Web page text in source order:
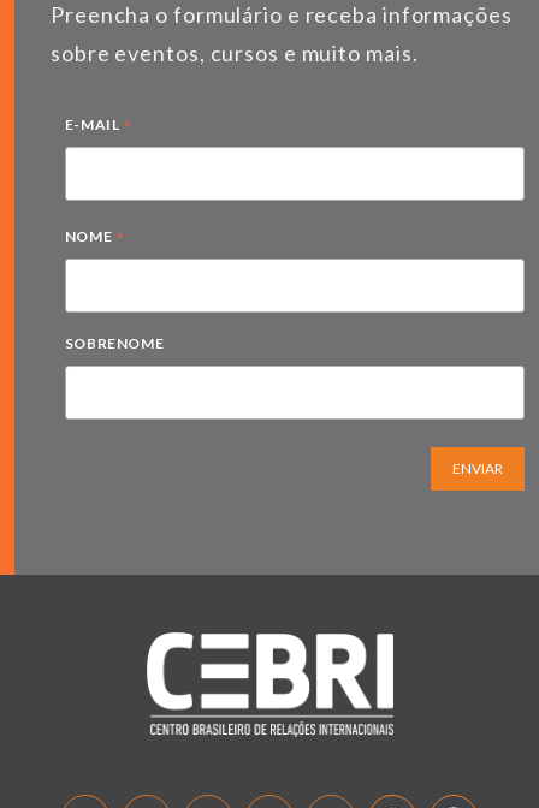
Preencha o formulário e receba informações
sobre eventos, cursos e muito mais.
E-MAIL *
NOME *
SOBRENOME
ENVIAR